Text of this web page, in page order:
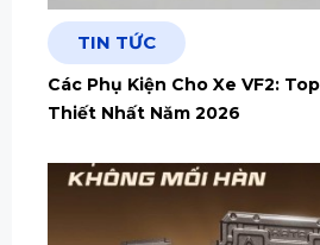
TIN TỨC
Các Phụ Kiện Cho Xe VF2:
Thiết Nhất Năm 2026